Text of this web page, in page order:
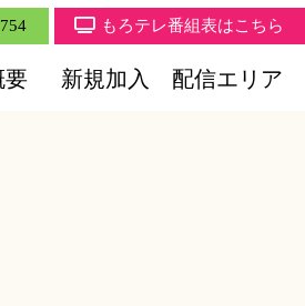
もろテレ番組表はこちら
要 新規加入 配信エリア